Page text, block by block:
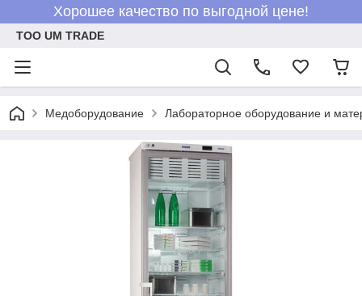
Хорошее качество по выгодной цене!
ТОО UM TRADE
Медоборудование Лабораторное оборудование и